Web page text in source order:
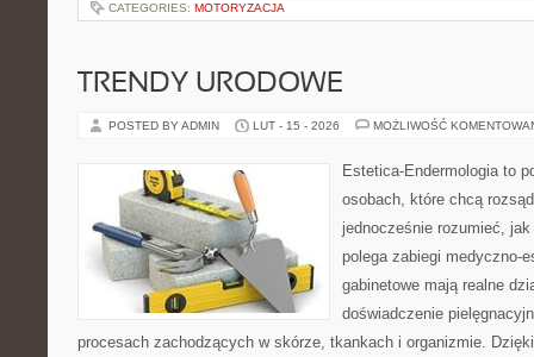
CATEGORIES: MOTORYZACJA
TRENDY URODOWE
POSTED BY ADMIN LUT - 15 - 2026 MOŻLIWOŚĆ
Estetica-Endermologia to
osobach, które chcą
jednocześnie rozumieć,
polega zabiegi medyczno-
gabinetowe mają realne
doświadczenie
procesach zachodzących w skórze, tkankach i organizmie.